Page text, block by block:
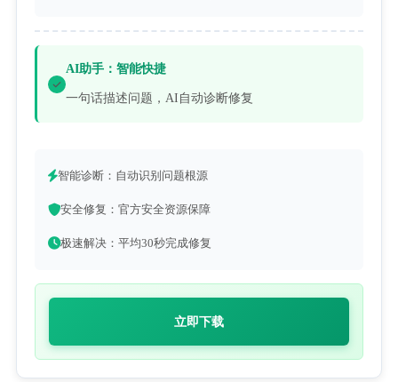
AI助手：智能快捷
一句话描述问题，AI自动诊断修复
智能诊断：自动识别问题根源
安全修复：官方安全资源保障
极速解决：平均30秒完成修复
立即下载